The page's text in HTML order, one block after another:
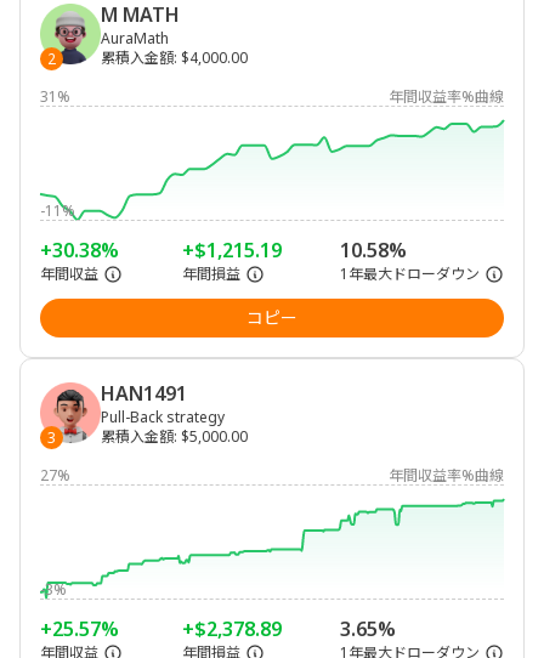
2
M MATH
AuraMath
累積入金額: $4,000.00
31%
年間収益率%曲線
-11%
+30.38%
年間収益
+$1,215.19
年間損益
10.58%
1年最大ドローダウン
コピー
3
HAN1491
Pull-Back strategy
累積入金額: $5,000.00
27%
年間収益率%曲線
-3%
+25.57%
年間収益
+$2,378.89
年間損益
3.65%
1年最大ドローダウン